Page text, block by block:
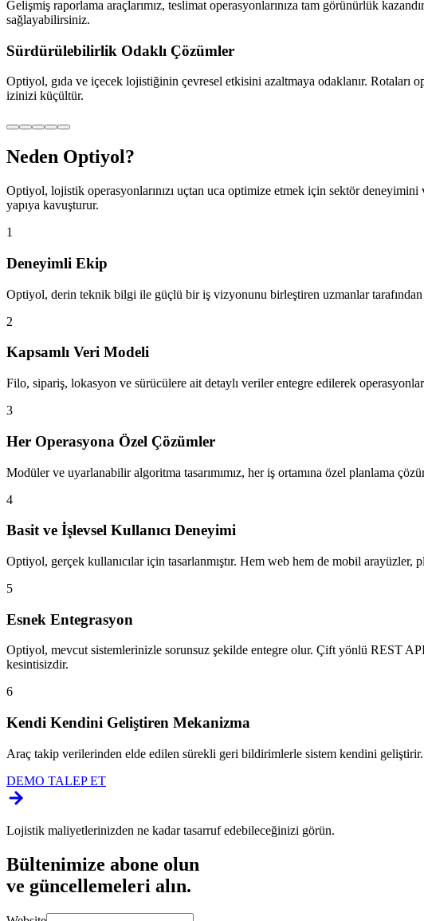
Gelişmiş raporlama araçlarımız, teslimat operasyonlarınıza tam görünürlük
sağlayabilirsiniz.
Sürdürülebilirlik Odaklı Çözümler
Optiyol, gıda ve içecek lojistiğinin çevresel etkisini azaltmaya odaklanır.
izinizi küçültür.
Neden Optiyol?
Optiyol, lojistik operasyonlarınızı uçtan uca optimize etmek için sektör
yapıya kavuşturur.
1
Deneyimli Ekip
Optiyol, derin teknik bilgi ile güçlü bir iş vizyonunu birleştiren uzmanlar
2
Kapsamlı Veri Modeli
Filo, sipariş, lokasyon ve sürücülere ait detaylı veriler entegre edilerek
3
Her Operasyona Özel Çözümler
Modüler ve uyarlanabilir algoritma tasarımımız, her iş ortamına özel planlama
4
Basit ve İşlevsel Kullanıcı Deneyimi
Optiyol, gerçek kullanıcılar için tasarlanmıştır. Hem web hem de mobil arayüzler,
5
Esnek Entegrasyon
Optiyol, mevcut sistemlerinizle sorunsuz şekilde entegre olur. Çift yönlü REST
kesintisizdir.
6
Kendi Kendini Geliştiren Mekanizma
Araç takip verilerinden elde edilen sürekli geri bildirimlerle sistem kendini
DEMO TALEP ET
Lojistik maliyetlerinizden ne kadar tasarruf edebileceğinizi görün.
Bültenimize abone olun
ve güncellemeleri alın.